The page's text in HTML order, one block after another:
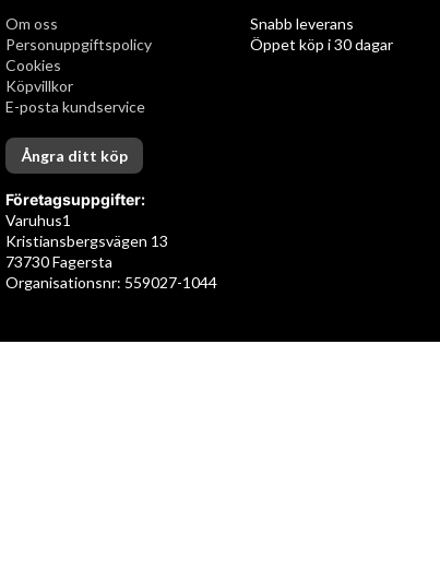
Om oss
Personuppgiftspolicy
Cookies
Köpvillkor
E-posta kundservice
Ångra ditt köp
Företagsuppgifter:
Varuhus1
Kristiansbergsvägen 13
73730 Fagersta
Organisationsnr: 559027-1044
Snabb leverans
Öppet köp i 30 dagar